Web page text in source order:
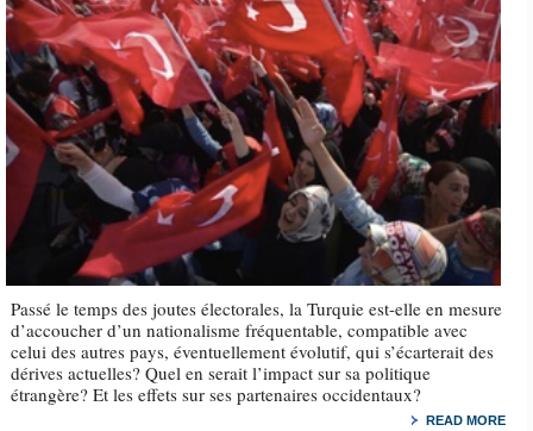
Passé le temps des joutes électorales, la Turquie est-elle en mesure
d’accoucher d’un nationalisme fréquentable, compatible avec
celui des autres pays, éventuellement évolutif, qui s’écarterait des
dérives actuelles? Quel en serait l’impact sur sa politique
étrangère? Et les effets sur ses partenaires occidentaux?
READ MORE